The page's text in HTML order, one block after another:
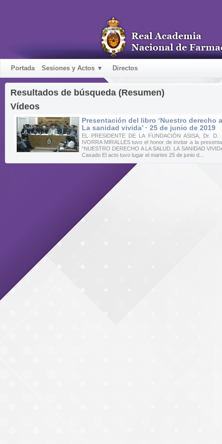
Portada Sesiones y Actos ▼ Directos
Resultados de búsqueda (Resumen)
Vídeos
Presentación del libro ‘Nuestro derecho
La sanidad vivida’ · 25 de junio de 2019
EL PRESIDENTE DE LA FUNDACIÓN ASISA, Dr. D.
IVORRA MIRALLES tuvo el honor de invitar a la
“NUESTRO DERECHO A LA SALUD. LA SANIDAD
Casado El acto tuvo lugar el martes 25 de junio d...